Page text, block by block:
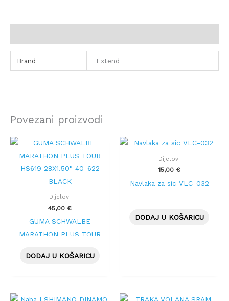
Brand Extend
Povezani proizvodi
Dijelovi
45,00 €
GUMA SCHWALBE
MARATHON PLUS TOUR
BLACK
DODAJ U KOŠARICU
Dijelovi
15,00 €
Navlaka za sic VLC-032
DODAJ U KOŠARICU